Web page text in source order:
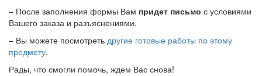
– После заполнения формы Вам придет письмо с условиями
Вашего заказа и разъяснениями.
– Вы можете посмотреть другие готовые работы по этому
предмету.
Рады, что смогли помочь, ждем Вас снова!